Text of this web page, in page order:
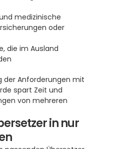
medizinische
oder
die im Ausland
der Anforderungen mit
spart Zeit und
von mehreren
in nur